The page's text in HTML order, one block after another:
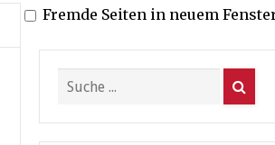
Fremde Seiten in neuem